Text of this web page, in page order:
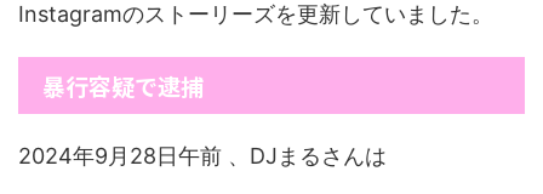
Instagramのストーリーズを更新していました。
暴行容疑で逮捕
2024年9月28日午前 、DJまるさんは